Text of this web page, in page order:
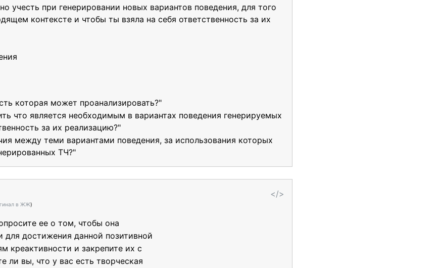
учесть при генерировании новых вариантов поведения, для того
контексте и чтобы ты взяла на себя ответственность за их
которая может проанализировать?"
что является необходимым в вариантах поведения генерируемых
за их реализацию?"
между теми вариантами поведения, за использования которых
ТЧ?"
</>
в ЖЖ)
ее о том, чтобы она
для достижения данной позитивной
креактивности и закрепите их с
ли вы, что у вас есть творческая